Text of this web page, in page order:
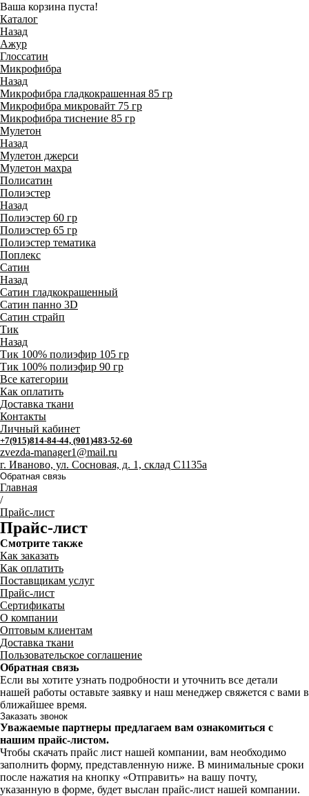
Ваша корзина пуста!
Каталог
Назад
Ажур
Глоссатин
Микрофибра
Назад
Микрофибра гладкокрашенная 85 гр
Микрофибра микровайт 75 гр
Микрофибра тиснение 85 гр
Мулетон
Назад
Мулетон джерси
Мулетон махра
Полисатин
Полиэстер
Назад
Полиэстер 60 гр
Полиэстер 65 гр
Полиэстер тематика
Поплекс
Сатин
Назад
Сатин гладкокрашенный
Сатин панно 3D
Сатин страйп
Тик
Назад
Тик 100% полиэфир 105 гр
Тик 100% полиэфир 90 гр
Все категории
Как оплатить
Доставка ткани
Контакты
Личный кабинет
+7(915)814-84-44, (901)483-52-60
zvezda-manager1@mail.ru
г. Иваново, ул. Сосновая, д. 1, склад С1135а
Обратная связь
Главная
/
Прайс-лист
Прайс-лист
Смотрите также
Как заказать
Как оплатить
Поставщикам услуг
Прайс-лист
Сертификаты
О компании
Оптовым клиентам
Доставка ткани
Пользовательское соглашение
Обратная связь
Если вы хотите узнать подробности и уточнить все детали
нашей работы оставьте заявку и наш менеджер свяжется с вами в
ближайшее время.
Заказать звонок
Уважаемые партнеры предлагаем вам ознакомиться с
нашим прайс-листом.
Чтобы скачать прайс лист нашей компании, вам необходимо
заполнить форму, представленную ниже. В минимальные сроки
после нажатия на кнопку «Отправить» на вашу почту,
указанную в форме, будет выслан прайс-лист нашей компании.